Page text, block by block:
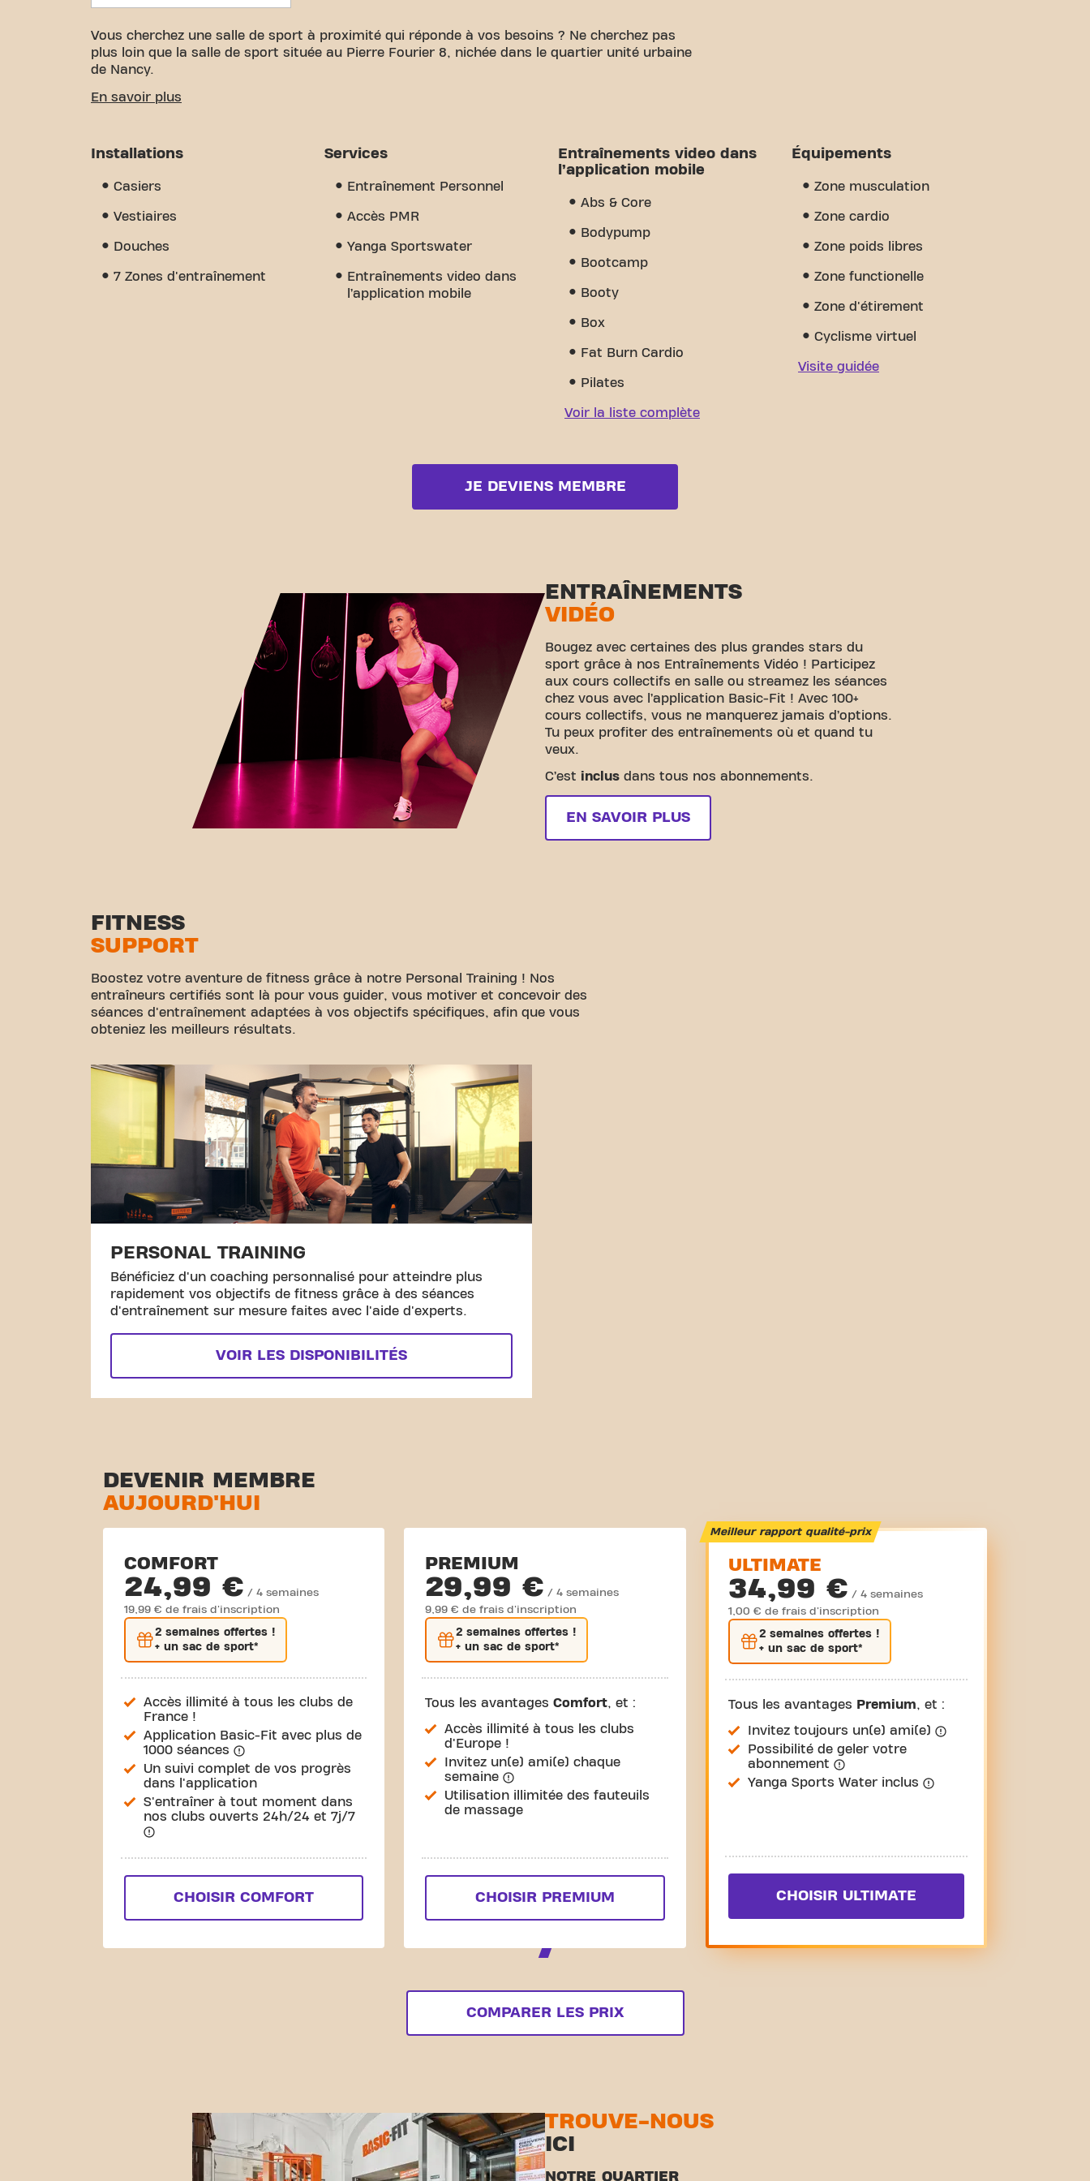
Vous cherchez une salle de sport à proximité qui réponde à vos besoins ? Ne cherchez pas
plus loin que la salle de sport située au Pierre Fourier 8, nichée dans le quartier unité urbaine
de Nancy.
Nous savons à quel point il est important de disposer d'un espace confortable pour atteindre
grande variété d'équipements, de séances d'entraînement vidéo et entraînement personnel.
Mais ce qui nous distingue vraiment, c'est le sens de la communauté que nous avons créé -
un endroit où vous trouverez l'encouragement et le soutien des autres membres. Rejoignez-
nous dès aujourd'hui et découvrez pourquoi Basic-Fit Nancy Rue Pierre Fourier est plus
qu'une simple salle de sport - c'est l'endroit où le fitness et la communauté se rejoignent.
En savoir plus
Installations
Casiers
Vestiaires
Douches
7 Zones d'entraînement
Services
Entraînement Personnel
Accès PMR
Yanga Sportswater
Entraînements video dans
l’application mobile
Entraînements video dans
l’application mobile
Abs & Core
Bodypump
Bootcamp
Booty
Box
Fat Burn Cardio
Pilates
Voir la liste complète
Équipements
Zone musculation
Zone cardio
Zone poids libres
Zone functionelle
Zone d'étirement
Cyclisme virtuel
Visite guidée
JE DEVIENS MEMBRE
ENTRAÎNEMENTS
VIDÉO
Bougez avec certaines des plus grandes stars du
sport grâce à nos Entraînements Vidéo ! Participez
aux cours collectifs en salle ou streamez les séances
chez vous avec l’application Basic-Fit ! Avec 100+
cours collectifs, vous ne manquerez jamais d’options.
Tu peux profiter des entraînements où et quand tu
veux.
C’est inclus dans tous nos abonnements.
EN SAVOIR PLUS
FITNESS
SUPPORT
Boostez votre aventure de fitness grâce à notre Personal Training ! Nos
entraîneurs certifiés sont là pour vous guider, vous motiver et concevoir des
séances d'entraînement adaptées à vos objectifs spécifiques, afin que vous
obteniez les meilleurs résultats.
PERSONAL TRAINING
Bénéficiez d'un coaching personnalisé pour atteindre plus
rapidement vos objectifs de fitness grâce à des séances
d'entraînement sur mesure faites avec l'aide d'experts.
VOIR LES DISPONIBILITÉS
DEVENIR MEMBRE
AUJOURD'HUI
COMFORT
24,99 € / 4 semaines
19,99 € de frais d'inscription
2 semaines offertes !
+ un sac de sport*
Accès illimité à tous les clubs de
France !
Application Basic-Fit avec plus de
1000 séances
Un suivi complet de vos progrès
dans l'application
S'entraîner à tout moment dans
nos clubs ouverts 24h/24 et 7j/7
CHOISIR COMFORT
PREMIUM
29,99 € / 4 semaines
9,99 € de frais d'inscription
2 semaines offertes !
+ un sac de sport*
Tous les avantagesComfort, et :
Accès illimité à tous les clubs
d'Europe !
Invitez un(e) ami(e) chaque
semaine
Utilisation illimitée des fauteuils
de massage
CHOISIR PREMIUM
Meilleur rapport qualité-prix
ULTIMATE
34,99 € / 4 semaines
1,00 € de frais d'inscription
2 semainesoffertes !
+ un sac de sport*
Tous les avantages Premium, et :
Invitez toujours un(e) ami(e)
Possibilité de geler votre
abonnement
Yanga Sports Water inclus
CHOISIR ULTIMATE
COMPARER LES PRIX
TROUVE-NOUS
ICI
NOTRE QUARTIER